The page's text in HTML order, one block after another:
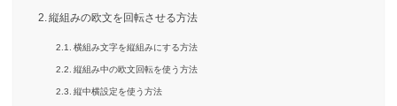
縦組みの欧文を回転させる方法
横組み文字を縦組みにする方法
縦組み中の欧文回転を使う方法
縦中横設定を使う方法